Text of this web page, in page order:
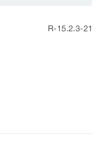
R-15.2.3-21-